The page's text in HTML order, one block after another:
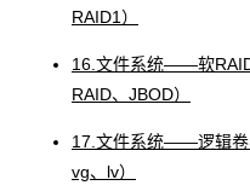
RAID1）
16.文件系统――软
RAID、JBOD）
17.文件系统――逻辑卷
vg、lv）